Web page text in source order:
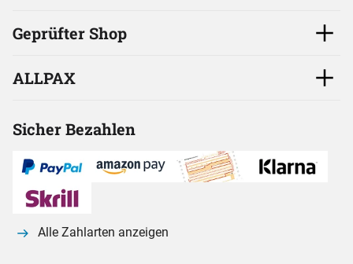
Geprüfter Shop
ALLPAX
Sicher Bezahlen
Alle Zahlarten anzeigen